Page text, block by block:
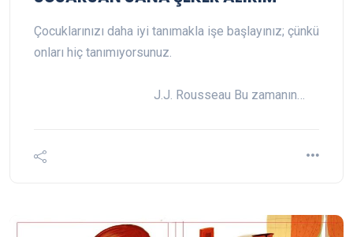
Çocuklarınızı daha iyi tanımakla işe başlayınız; çünkü
onları hiç tanımıyorsunuz.
J.J. Rousseau Bu zamanın…